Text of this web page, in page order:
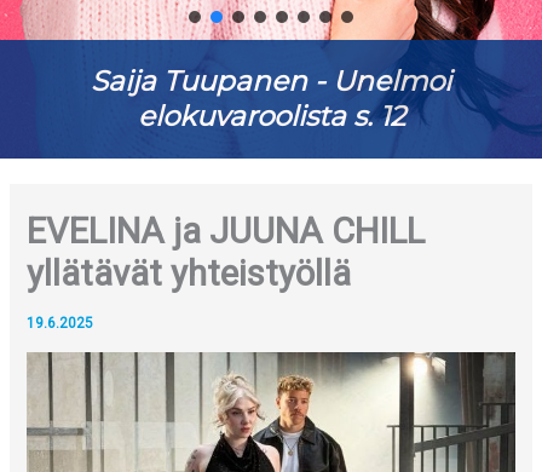
Saija Tuupanen - Unelmoi
elokuvaroolista s. 12
EVELINA ja JUUNA CHILL
yllätävät yhteistyöllä
19.6.2025